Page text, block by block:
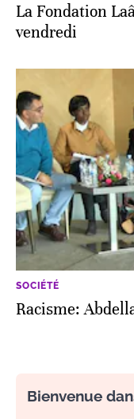
La Fondation
vendredi
SOCIÉTÉ
Racisme:
Bienvenue